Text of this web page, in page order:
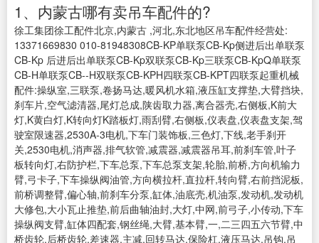
1、内蒙古哪有卖吊车配件的?
徐工集团徐工配件北京,内蒙古 ,河北,东北地区吊车配件经营处:
13371669830 010-81948308CB-KP单联泵CB-Kp侧进后出单联泵
CB-Kp 后进后出单联泵CB-Kp双联泵CB-Kp三联泵CB-KpQ单联泵
CB-H单联泵CB--H双联泵CB-KPH四联泵CB-KPT四联泵起重机械
配件:操纵室,三联泵,卷扬马达,暖风机水箱,液压缸支撑垫,大臂挡块,
刹车片,空气滤清器,尾灯总成,陕齿取力器,离合器壳,右侧板,K前大
灯,K黄白灯,K转向灯K踏板灯,雨刮臂,右侧板,仪表盘,仪表盘支架,驾
驶室限速器,2530A-3电机,下车门装饰板,三色灯,下线,老手刹开
关,2530电机,消声器,排气软管,减震器,减震器吊耳,前刹车管,叶子
板转向灯,右防护栏,下车总泵,下车总泵支架,轮胎,前桥,方向机输力
臂,弓卡子,下车操纵阀油管,方向横拉杆,直拉杆,转向臂,右前挡泥板,
前桥调整臂,偏心轴,前刹车分泵,缸体,油底壳,机油泵,发动机,发动机
大修包,大小瓦止推垫,前后曲轴油封,大灯,中网,前弓子,小传动,下车
操纵阀支臂,缸体四配套,钢丝绳,大臂,基本臂,一,二三四五六节臂,中
桥齿轮,后桥齿轮,差速器,主减,回转马达,保险杠,液压马达,吊钩,吊